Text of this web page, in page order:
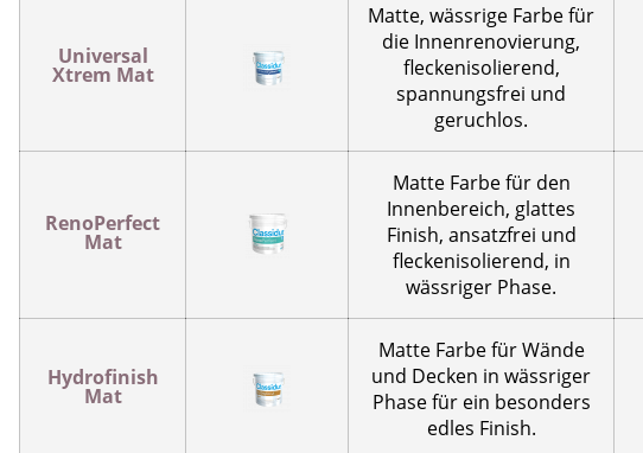
Universal
Xtrem Mat
Matte, wässrige Farbe für
die Innenrenovierung,
fleckenisolierend,
spannungsfrei und
geruchlos.
RenoPerfect
Mat
Matte Farbe für den
Innenbereich, glattes
Finish, ansatzfrei und
fleckenisolierend, in
wässriger Phase.
Hydrofinish
Mat
Matte Farbe für Wände
und Decken in wässriger
Phase für ein besonders
edles Finish.